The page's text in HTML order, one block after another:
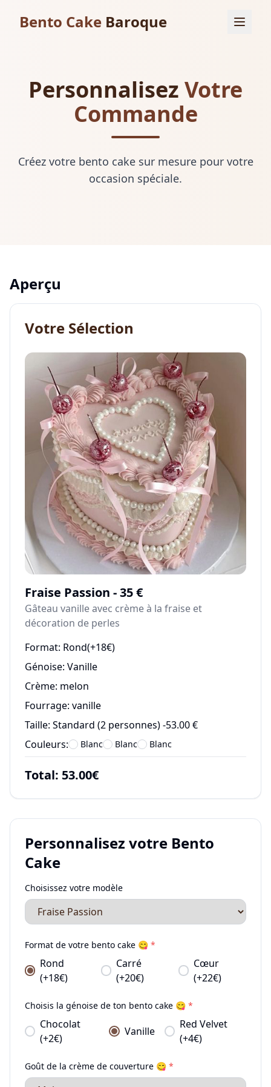
Bento Cake Baroque
Personnalisez Votre
Commande
Créez votre bento cake sur mesure pour votre
occasion spéciale.
Aperçu
Votre Sélection
Fraise Passion - 35 €
Gâteau vanille avec crème à la fraise et
décoration de perles
Format: Rond(+18€)
Génoise: Vanille
Crème: melon
Fourrage: vanille
Taille: Standard (2 personnes) -53.00 €
Couleurs:
Blanc Blanc Blanc
Total: 53.00€
Personnalisez votre Bento
Cake
Choisissez votre modèle
Format de votre bento cake 😋 *
Rond
(+18€)
Carré
(+20€)
Cœur
(+22€)
Choisis la génoise de ton bento cake 😋 *
Chocolat
(+2€)
Vanille
Red Velvet
(+4€)
Goût de la crème de couverture 😋 *